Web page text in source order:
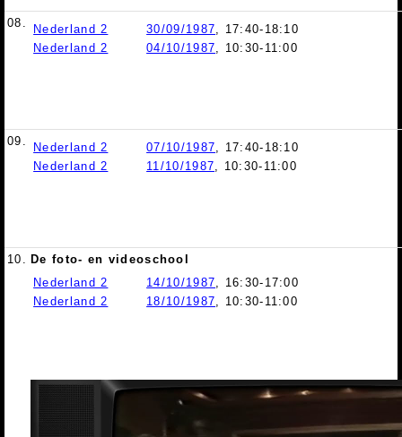
08. Nederland 2 30/09/1987, 17:40-18:10
Nederland 2
04/10/1987, 10:30-11:00
09. Nederland 2 07/10/1987, 17:40-18:10
Nederland 2
11/10/1987, 10:30-11:00
10. De foto- en videoschool
Nederland 2
14/10/1987, 16:30-17:00
Nederland 2
18/10/1987, 10:30-11:00